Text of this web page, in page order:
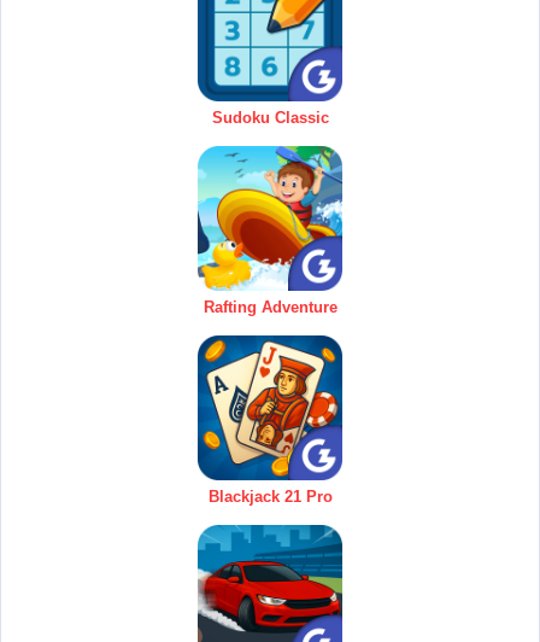
Sudoku Classic
Rafting Adventure
Blackjack 21 Pro